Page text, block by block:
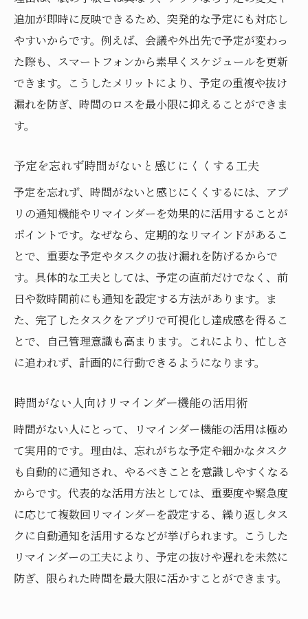
追加が即時に反映できるため、突発的な予定にも対応し
やすいからです。例えば、会議や外出先で予定が変わっ
た際も、スマートフォンから素早くスケジュールを更新
できます。こうしたメリットにより、予定の重複や抜け
漏れを防ぎ、時間のロスを最小限に抑えることができま
す。
予定を忘れず時間がないと感じにくくする工夫
予定を忘れず、時間がないと感じにくくするには、アプ
リの通知機能やリマインダーを効果的に活用することが
ポイントです。なぜなら、定期的なリマインドがあるこ
とで、重要な予定やタスクの抜け漏れを防げるからで
す。具体的な工夫としては、予定の直前だけでなく、前
日や数時間前にも通知を設定する方法があります。ま
た、完了したタスクをアプリで可視化し達成感を得るこ
とで、自己管理意識も高まります。これにより、忙しさ
に追われず、計画的に行動できるようになります。
時間がない人向けリマインダー機能の活用術
時間がない人にとって、リマインダー機能の活用は極め
て実用的です。理由は、忘れがちな予定や細かなタスク
も自動的に通知され、やるべきことを意識しやすくなる
からです。代表的な活用方法としては、重要度や緊急度
に応じて複数回リマインダーを設定する、繰り返しタス
クに自動通知を活用するなどが挙げられます。こうした
リマインダーの工夫により、予定の抜けや遅れを未然に
防ぎ、限られた時間を最大限に活かすことができます。